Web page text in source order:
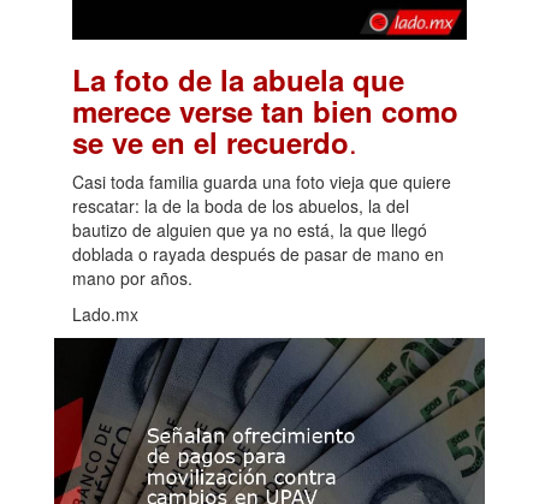
La foto de la abuela que
merece verse tan bien como
se ve en el recuerdo.
Casi toda familia guarda una foto vieja que quiere
rescatar: la de la boda de los abuelos, la del
bautizo de alguien que ya no está, la que llegó
doblada o rayada después de pasar de mano en
mano por años.
Lado.mx